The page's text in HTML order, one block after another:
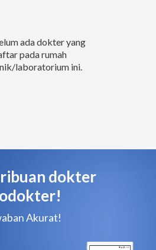
ada dokter yang
pada rumah
laboratorium ini.